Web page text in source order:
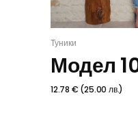
ИЗБЕРИ
Туники
Модел
12.78 € (25.00лв.)